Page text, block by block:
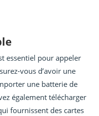
essentiel pour appeler
vous d’avoir une
une batterie de
également télécharger
fournissent des cartes